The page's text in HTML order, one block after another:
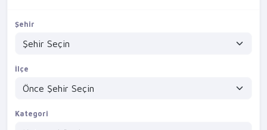
Şehir
İlçe
Kategori